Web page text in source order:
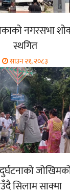
नगरसभा
स्थगित
साउन २१, २०८३
सिलाम साक्मा